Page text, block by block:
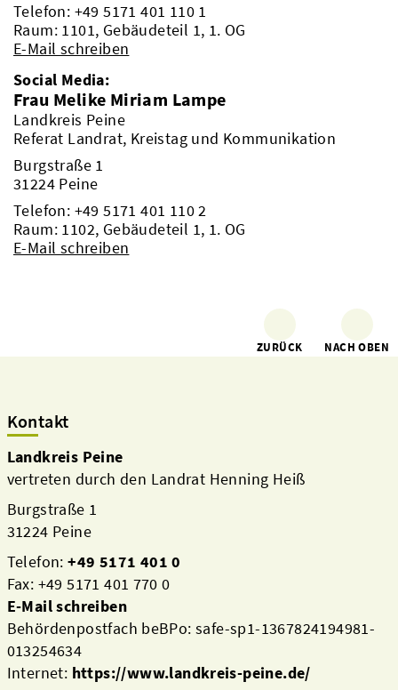
Telefon: +49 5171 401 110 1
Raum: 1101, Gebäudeteil 1, 1. OG
E-Mail schreiben
Social Media:
Frau Melike Miriam Lampe
Landkreis Peine
Referat Landrat, Kreistag und Kommunikation
Burgstraße 1
31224 Peine
Telefon: +49 5171 401 110 2
Raum: 1102, Gebäudeteil 1, 1. OG
E-Mail schreiben
ZURÜCK NACH OBEN
Kontakt
Landkreis Peine
vertreten durch den Landrat Henning Heiß
Burgstraße 1
31224 Peine
Telefon:+49 5171 401 0
Fax: +49 5171 401 770 0
E-Mail schreiben
Behördenpostfach beBPo: safe-sp1-1367824194981-
013254634
Internet: https://www.landkreis-peine.de/